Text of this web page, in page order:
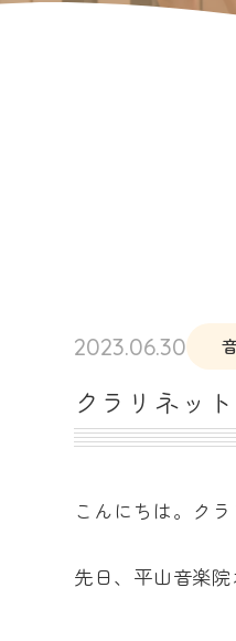
2023.06.30
クラリネッ
こんにちは。ク
先日、平山音楽